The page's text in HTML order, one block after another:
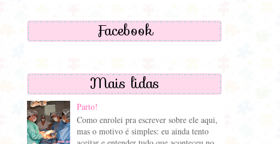
Facebook
Mais lidas
Parto!
Como enrolei pra escrever sobre ele aqui,
mas o motivo é simples: eu ainda tento